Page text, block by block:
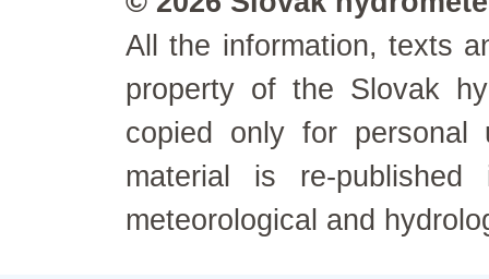
All the information, texts
property of the Slovak
copied only for personal
material is re-
meteorological and